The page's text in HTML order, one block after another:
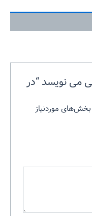
می نویسد “در
بخش‌های موردنیاز